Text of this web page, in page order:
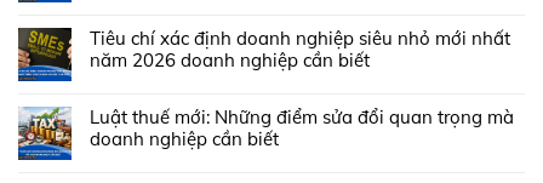
Tiêu chí xác định doanh nghiệp siêu nhỏ mới nhất
năm 2026 doanh nghiệp cần biết
Luật thuế mới: Những điểm sửa đổi quan trọng mà
doanh nghiệp cần biết